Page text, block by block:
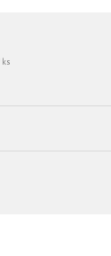
ks